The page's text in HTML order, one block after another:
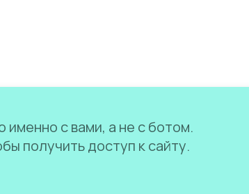
с вами, а не с ботом.
получить доступ к сайту.